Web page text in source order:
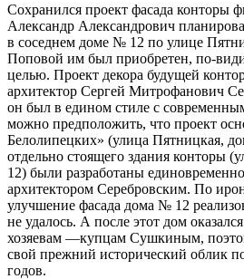
Сохранился проект фасада конторы
Александр Александрович
в соседнем доме № 12 по улице
Поповой им был приобретен, по-
целью. Проект декора будущей
архитектор Сергей Митрофанович
он был в едином стиле с
можно предположить, что проект
Белолипецких» (улица Пятницкая,
отдельно стоящего здания конторы
12) были разработаны
архитектором Серебровским. По
улучшение фасада дома № 12
не удалось. А после этот дом
хозяевам —купцам Сушкиным,
свой прежний исторический облик
годов.